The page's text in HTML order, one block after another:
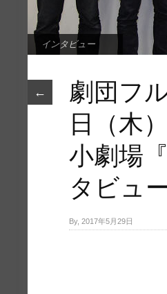
インタビュー
←
劇団フ
日（木
小劇場
タビュ
By, 2017年5月29日